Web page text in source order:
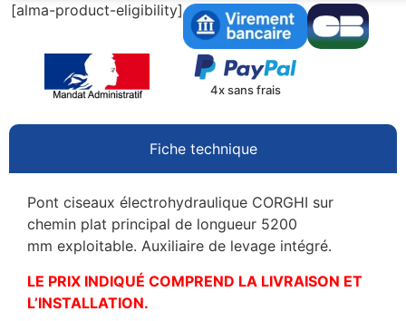
[alma-product-eligibility]
4x sans frais
Fiche technique
Pont ciseaux électrohydraulique CORGHI sur
chemin plat principal de longueur 5200
mm exploitable. Auxiliaire de levage intégré.
LE PRIX INDIQUÉ COMPREND LA LIVRAISON ET
L’INSTALLATION.